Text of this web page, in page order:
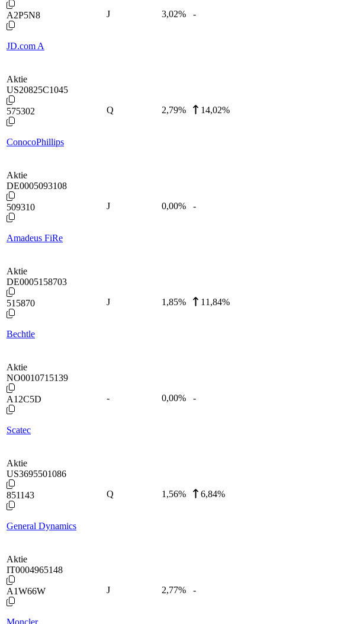
A2P5N8
JD.com A
J 3,02% -
Aktie
US20825C1045
575302
ConocoPhillips
Q 2,79% 14,02%
Aktie
DE0005093108
509310
Amadeus FiRe
J 0,00% -
Aktie
DE0005158703
515870
Bechtle
J 1,85% 11,84%
Aktie
NO0010715139
A12C5D
Scatec
- 0,00% -
Aktie
US3695501086
851143
General Dynamics
Q 1,56% 6,84%
Aktie
IT0004965148
A1W66W J 2,77% -